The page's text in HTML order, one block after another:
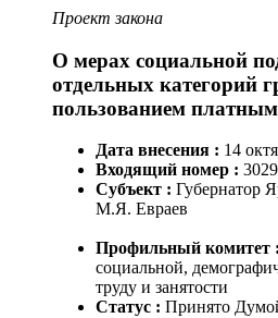
Проект закона
О мерах социальной
отдельных категорий
пользованием
Дата внесения : 14
Входящий номер : 3029
Субъект : Губернатор
М.Я. Евраев
Профильный комитет :
социальной,
труду и занятости
Статус : Принято